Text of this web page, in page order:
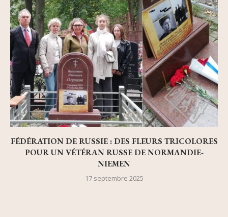
FÉDÉRATION DE RUSSIE : DES FLEURS TRICOLORES
POUR UN VÉTÉRAN RUSSE DE NORMANDIE-
NIEMEN
17 septembre 2025